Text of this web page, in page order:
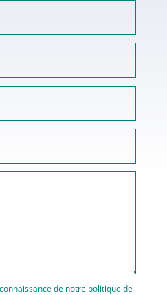
de notre politique de